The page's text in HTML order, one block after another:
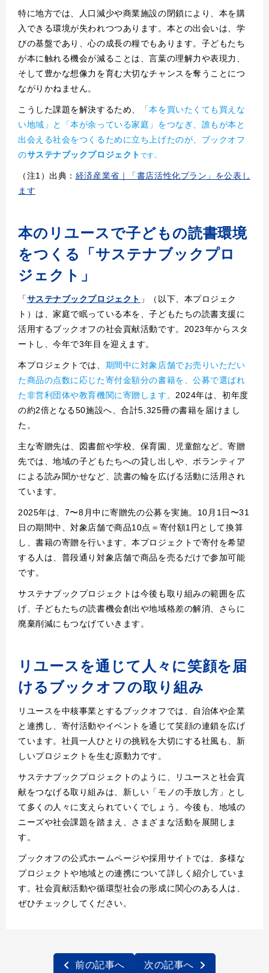
特に地方では、人口減少や商業施設の閉鎖により、本を購
入できる環境が失われつつあります。本との出会いは、学
びの基盤であり、心の成長の糧でもあります。子どもたち
が本に触れる機会が減ることは、言葉の理解力や表現力、
そして豊かな想像力を育む大切なチャンスを奪うことにつ
ながりかねません。
こうした課題を解決するため、
「本を買いたくても買えな
い地域」と「本が余っている家庭」をつなぎ、誰もが本と
出会える社会をつくるために立ち上げたのが、ブックオフ
のサステナブックプロジェクト です。
（注1）出典： 経済産業省｜「書店活性化プラン」を公表し
ます
本のリユースで子どもの読書環境
をつくる「サステナブックプロ
ジェクト」
「サステナブックプロジェクト 」（以下、本プロジェク
ト）は、家庭で眠っている本を、子どもたちの読書支援に
活用するブックオフの社会貢献活動です。2023年からスタ
ートし、今年で3年目を迎えます。
本プロジェクトでは、 期間中に対象店舗でお売りいただい
た商品の点数に応じた寄付金額分の書籍を、公募で選ばれ
た非営利団体や教育機関に寄贈します。 2024年は、初年度
の約2倍となる50施設へ、合計5,325冊の書籍を届けまし
た。
主な寄贈先は、図書館や学校、保育園、児童館など。寄贈
先では、地域の子どもたちへの貸し出しや、ボランティア
による読み聞かせなど、読書の輪を広げる活動に活用され
ています。
2025年は、7〜8月中に寄贈先の公募を実施。10月1日〜31
日の期間中、対象店舗で商品10点＝寄付額1円として換算
し、書籍の寄贈を行います。本プロジェクトで寄付を希望
する人は、普段通り対象店舗で商品を売るだけで参加可能
です。
サステナブックプロジェクトは今後も取り組みの範囲を広
げ、子どもたちの読書機会創出や地域格差の解消、さらに
廃棄削減にもつなげていきます。
リユースを通じて人々に笑顔を届
けるブックオフの取り組み
リユースを中核事業とするブックオフでは、自治体や企業
と連携し、寄付活動やイベントを通じて笑顔の連鎖を広げ
ています。社員一人ひとりの挑戦を大切にする社風も、新
しいプロジェクトを生む原動力です。
サステナブックプロジェクトのように、リユースと社会貢
献をつなげる取り組みは、新しい「モノの手放し方」とし
て多くの人々に支えられていくでしょう。今後も、地域の
ニーズや社会課題を踏まえ、さまざまな活動を展開しま
す。
ブックオフの公式ホームページや採用サイトでは、多様な
プロジェクトや地域との連携について詳しく紹介していま
す。社会貢献活動や循環型社会の形成に関心のある人は、
ぜひチェックしてください。
前の記事へ 次の記事へ